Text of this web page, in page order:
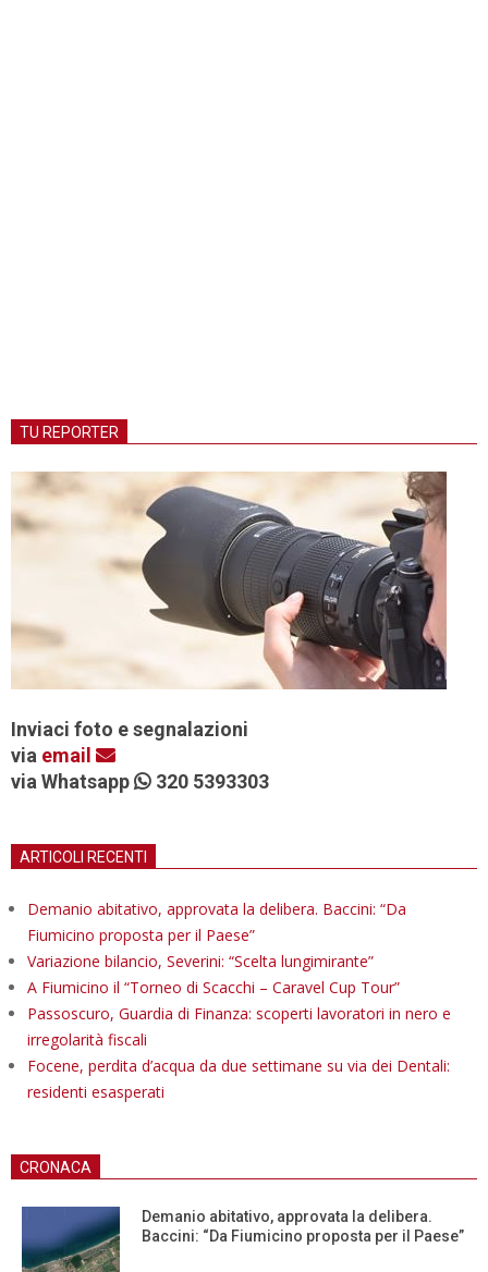
TU REPORTER
Inviaci foto e segnalazioni
via email
via Whatsapp
320 5393303
ARTICOLI RECENTI
Demanio abitativo, approvata la delibera. Baccini: “Da
Fiumicino proposta per il Paese”
Variazione bilancio, Severini: “Scelta lungimirante”
A Fiumicino il “Torneo di Scacchi – Caravel Cup Tour”
Passoscuro, Guardia di Finanza: scoperti lavoratori in nero e
irregolarità fiscali
Focene, perdita d’acqua da due settimane su via dei Dentali:
residenti esasperati
CRONACA
Demanio abitativo, approvata la delibera.
Baccini: “Da Fiumicino proposta per il Paese”